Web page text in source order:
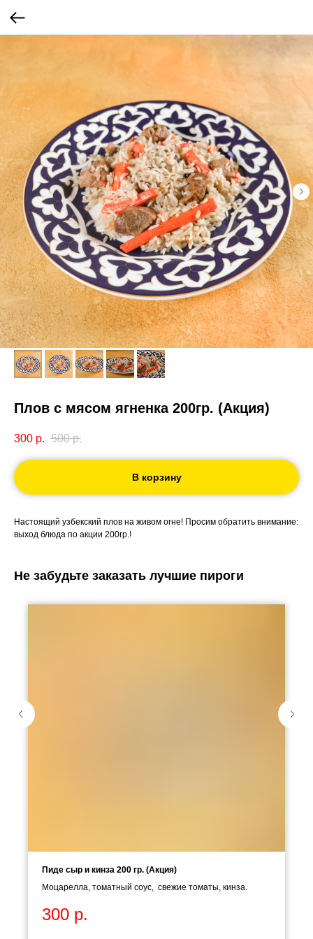
Плов с мясом ягненка 200гр. (Акция)
300 р. 500 р.
В корзину
Настоящий узбекский плов на живом огне! Просим обратить внимание:
выход блюда по акции 200гр.!
Не забудьте заказать лучшие пироги
Пиде сыр и кинза 200 гр. (Акция)
Моцарелла, томатный соус, свежие томаты, кинза.
300 р.